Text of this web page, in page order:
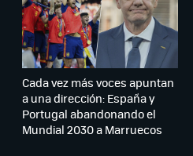
Cada vez más voces apuntan
a una dirección: España y
Portugal abandonando el
Mundial 2030 a Marruecos